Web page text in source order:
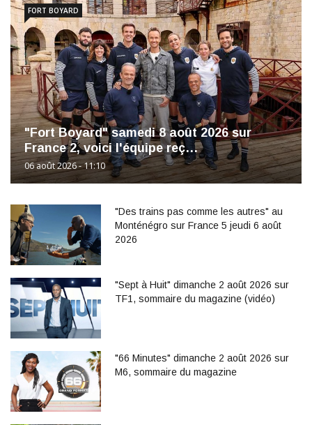
"Fort Boyard" samedi 8 août 2026 sur
France 2, voici l'équipe reç…
06 août 2026 - 11:10
FORT BOYARD
"Des trains pas comme les autres" au
Monténégro sur France 5 jeudi 6 août
2026
"Sept à Huit" dimanche 2 août 2026 sur
TF1, sommaire du magazine (vidéo)
"66 Minutes" dimanche 2 août 2026 sur
M6, sommaire du magazine